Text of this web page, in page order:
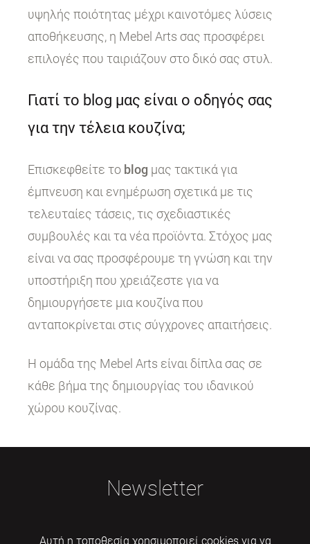
υψηλής ποιότητας μέχρι καινοτόμες λύσεις
αποθήκευσης, η Mebel Arts σας προσφέρει
επιλογές που ταιριάζουν στο δικό σας στυλ.
Γιατί το blog μας είναι ο οδηγός σας
για την τέλεια κουζίνα;
Επισκεφθείτε το blog μας τακτικά για
έμπνευση και ενημέρωση σχετικά με τις
τελευταίες τάσεις, τις σχεδιαστικές
συμβουλές και τα νέα προϊόντα. Στόχος μας
είναι να σας προσφέρουμε τη γνώση και την
υποστήριξη που χρειάζεστε για να
δημιουργήσετε μια κουζίνα που
ανταποκρίνεται στις σύγχρονες απαιτήσεις.
Η ομάδα της Mebel Arts είναι δίπλα σας σε
κάθε βήμα της δημιουργίας του ιδανικού
χώρου κουζίνας.
Newsletter
Αυτή η τοποθεσία χρησιμοποιεί cookies για να